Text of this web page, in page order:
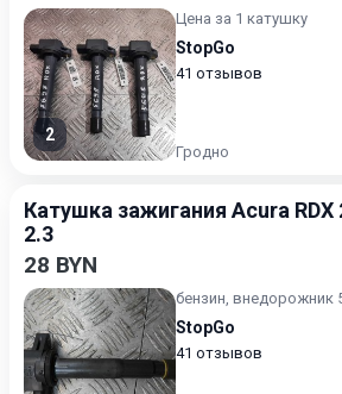
2
Цена за 1 катушку
StopGo
41 отзывов
Гродно
Катушка зажигания Acura RDX
2.3
28 BYN
бензин, внедорожник
StopGo
41 отзывов